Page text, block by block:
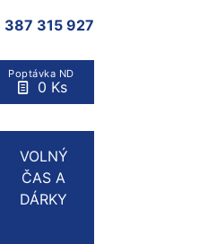
387 315 927
Poptávka ND
0 Ks
VOLNÝ
ČAS A
DÁRKY